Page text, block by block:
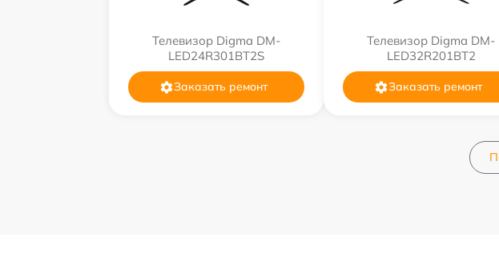
Телевизор Digma DM-
LED24R301BT2S
Заказать ремонт
Телевизор Digma DM-
LED32R201BT2
Заказать ремонт